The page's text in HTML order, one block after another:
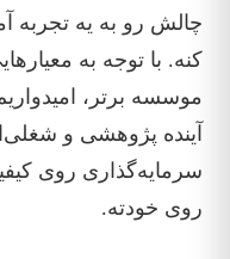
چالش رو به یه تجربه
موسسه برتر،
آینده پژوهشی و
سرمایه‌گذاری روی
روی خودته.